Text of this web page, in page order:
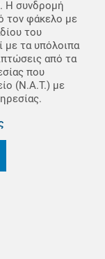
Η συνδρομή
τον φάκελο με
του
με τα υπόλοιπα
από τα
που
(Ν.Α.Τ.) με